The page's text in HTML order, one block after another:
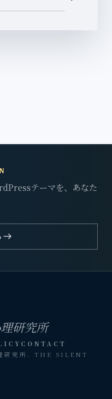
テーマを、あなた
east
研究所
CONTACT
研究所. THE SILENT